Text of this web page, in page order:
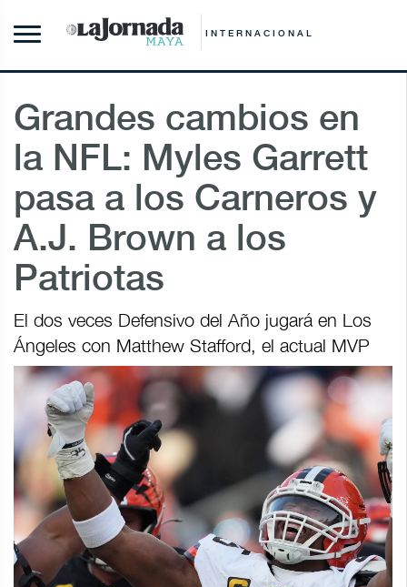
INTERNACIONAL
Grandes cambios en
la NFL: Myles Garrett
pasa a los Carneros y
A.J. Brown a los
Patriotas
El dos veces Defensivo del Año jugará en Los
Ángeles con Matthew Stafford, el actual MVP